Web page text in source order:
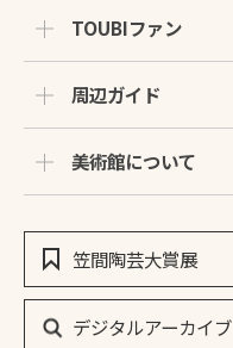
TOUBIファン
周辺ガイド
美術館について
笠間陶芸大賞展
デジタルアーカイブ